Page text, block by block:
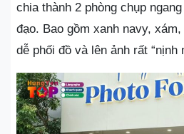
chia thành 2 phòng chụp
đạo. Bao gồm xanh navy,
dễ phối đồ và lên ảnh rất “nịnh